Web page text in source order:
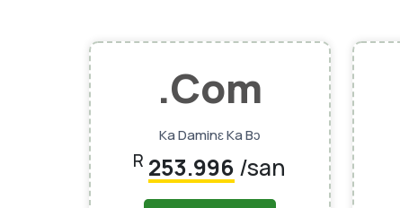
.com
Ka Daminɛ Ka Bɔ
R 253.996 /san